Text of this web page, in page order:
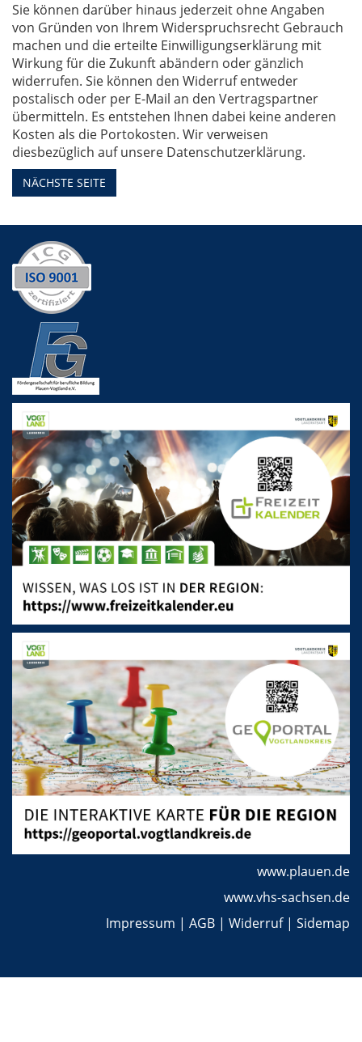
Sie können darüber hinaus jederzeit ohne Angaben
von Gründen von Ihrem Widerspruchsrecht Gebrauch
machen und die erteilte Einwilligungserklärung mit
Wirkung für die Zukunft abändern oder gänzlich
widerrufen. Sie können den Widerruf entweder
postalisch oder per E-Mail an den Vertragspartner
übermitteln. Es entstehen Ihnen dabei keine anderen
Kosten als die Portokosten. Wir verweisen
diesbezüglich auf unsere Datenschutzerklärung.
NÄCHSTE SEITE
www.plauen.de
www.vhs-sachsen.de
Impressum | AGB | Widerruf| Sidemap